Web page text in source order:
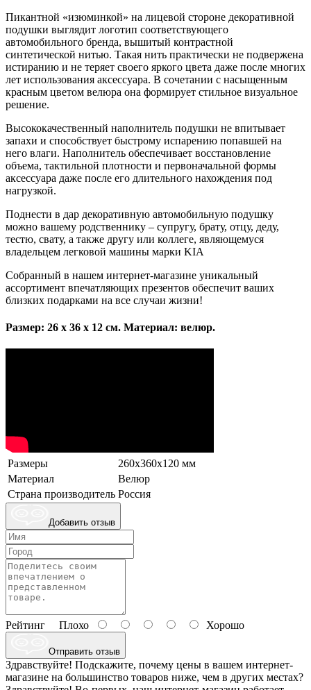
Пикантной «изюминкой» на лицевой стороне декоративной
подушки выглядит логотип соответствующего
автомобильного бренда, вышитый контрастной
синтетической нитью. Такая нить практически не подвержена
истиранию и не теряет своего яркого цвета даже после многих
лет использования аксессуара. В сочетании с насыщенным
красным цветом велюра она формирует стильное визуальное
решение.
Высококачественный наполнитель подушки не впитывает
запахи и способствует быстрому испарению попавшей на
него влаги. Наполнитель обеспечивает восстановление
объема, тактильной плотности и первоначальной формы
аксессуара даже после его длительного нахождения под
нагрузкой.
Поднести в дар декоративную автомобильную подушку
можно вашему родственнику – супругу, брату, отцу, деду,
тестю, свату, а также другу или коллеге, являющемуся
владельцем легковой машины марки KIA
Собранный в нашем интернет-магазине уникальный
ассортимент впечатляющих презентов обеспечит ваших
близких подарками на все случаи жизни!
Размер: 26 х 36 х 12 см. Материал: велюр.
Размеры
260х360х120 мм
Материал
Велюр
Страна производитель Россия
Добавить отзыв
Рейтинг Плохо Хорошо
Отправить отзыв
Здравствуйте! Подскажите, почему цены в вашем интернет-
магазине на большинство товаров ниже, чем в других местах?